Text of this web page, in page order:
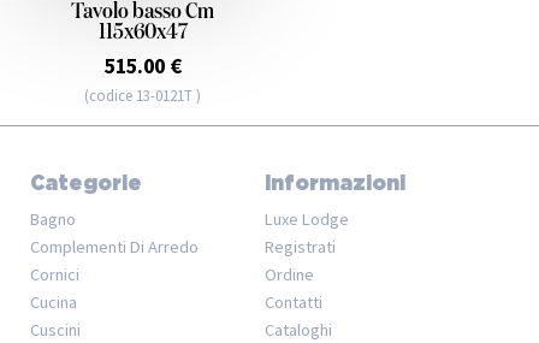
Tavolo basso Cm
115x60x47
515.00 €
(codice 13-0121T )
Categorie
Bagno
Complementi Di Arredo
Cornici
Cucina
Cuscini
Informazioni
Luxe Lodge
Registrati
Ordine
Contatti
Cataloghi